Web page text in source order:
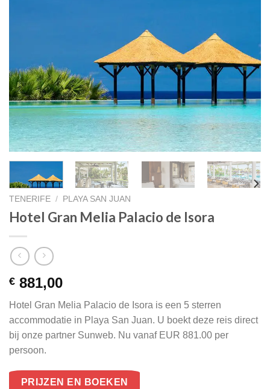
TENERIFE / PLAYA SAN JUAN
Hotel Gran Melia Palacio de Isora
€ 881,00
Hotel Gran Melia Palacio de Isora is een 5 sterren
accommodatie in Playa San Juan. U boekt deze reis direct
bij onze partner Sunweb. Nu vanaf EUR 881.00 per
persoon.
PRIJZEN EN BOEKEN